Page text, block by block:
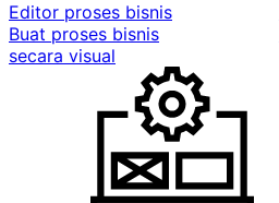
Editor proses bisnis
Buat proses bisnis
secara visual